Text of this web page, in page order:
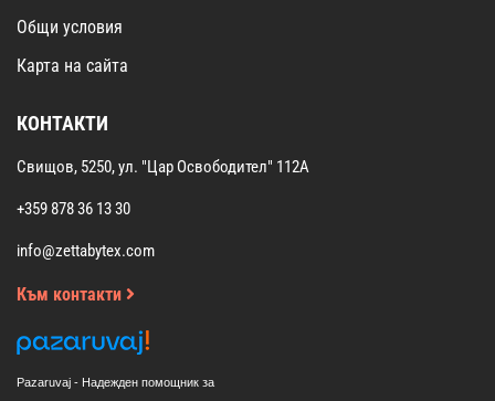
Общи условия
Карта на сайта
КОНТАКТИ
Свищов, 5250, ул. "Цар Освободител" 112А
+359 878 36 13 30
info@zettabytex.com
Към контакти
Pazaruvaj - Надежден помощник за